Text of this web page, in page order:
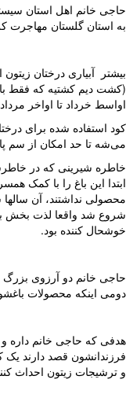
خانم اهل استان
گلستان مهاجرت
آبیاری درختان زیتون
دیم کشتیه که فقط با
خرداد تا اواخر مرداد
استفاده شده برای
تا حد امکان از سم
شیرینی که در
نداشتند، آن سالها
شد واقعا لذت بخش بود و
کننده بود.
خانم دو آرزوی بزرگ
اینکه محصولات
که حاجی خانم داره و
قصد دارند یک
زیتون احداث کنند.